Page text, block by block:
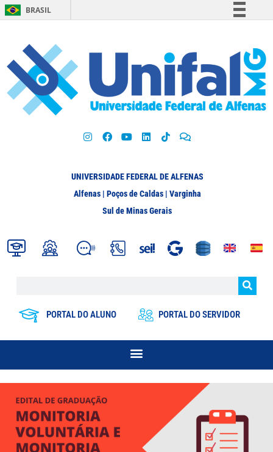
BRASIL
Participe
Acesso à informação
Legislação
UNIVERSIDADE FEDERAL DE ALFENAS
Alfenas | Poços de Caldas | Varginha
Sul de Minas Gerais
PORTAL DO ALUNO PORTAL DO SERVIDOR